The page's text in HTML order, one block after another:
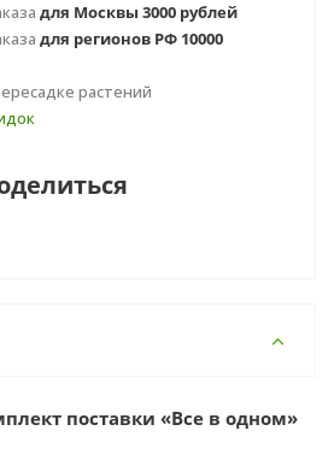
для Москвы 3000 рублей
для регионов РФ 10000
растений
поставки «Все в одном»